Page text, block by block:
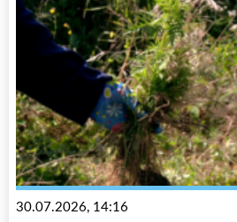
30.07.2026, 14:16